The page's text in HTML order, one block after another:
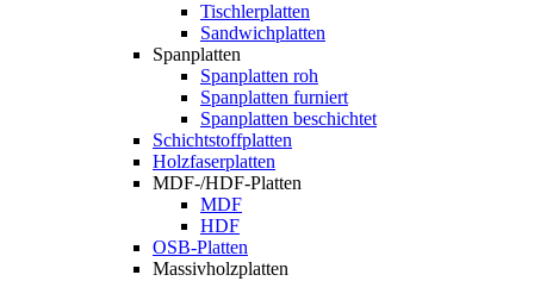
Tischlerplatten
Sandwichplatten
Spanplatten
Spanplatten roh
Spanplatten furniert
Spanplatten beschichtet
Schichtstoffplatten
Holzfaserplatten
MDF-/HDF-Platten
MDF
HDF
OSB-Platten
Massivholzplatten